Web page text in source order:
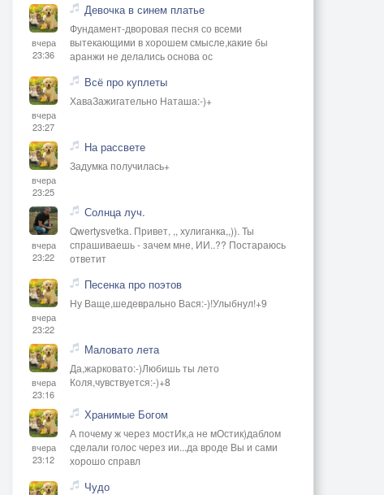
вчера
23:36
Девочка в синем платье
Фундамент-дворовая песня со всеми
вытекающими в хорошем смысле,какие бы
аранжи не делались основа ос
вчера
23:27
Всё про куплеты
ХаваЗажигательно Наташа:-)+
вчера
23:25
На рассвете
Задумка получилась+
вчера
23:22
Солнца луч.
Qwertysvetka. Привет, ,, хулиганка,,)). Ты
спрашиваешь - зачем мне, ИИ..?? Постараюсь
ответит
вчера
23:22
Песенка про поэтов
Ну Ваще,шедеврально Вася:-)!Улыбнул!+9
вчера
23:16
Маловато лета
Да,жарковато:-)Любишь ты лето
Коля,чувствуется:-)+8
вчера
23:12
Хранимые Богом
А почему ж через мостИк,а не мОстик)даблом
сделали голос через ии...да вроде Вы и сами
хорошо справл
Чудо